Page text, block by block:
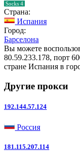
Socks 4
Страна:
Испания
Город:
Барселона
Вы можете
80.59.233.178, порт
стране Испания в
Другие прокси
192.144.57.124
Россия
181.115.207.114